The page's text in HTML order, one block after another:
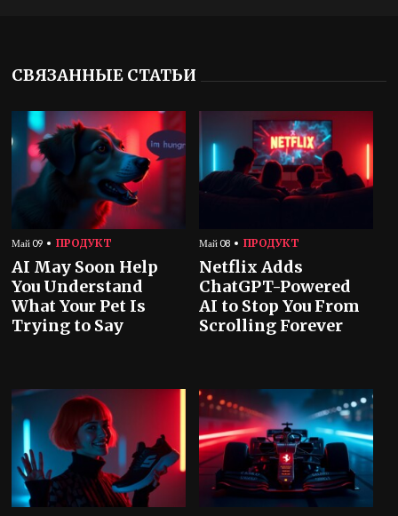
СВЯЗАННЫЕ СТАТЬИ
Май 09 ПРОДУКТ
AI May Soon Help
You Understand
What Your Pet Is
Trying to Say
Май 08 ПРОДУКТ
Netflix Adds
ChatGPT-Powered
AI to Stop You From
Scrolling Forever